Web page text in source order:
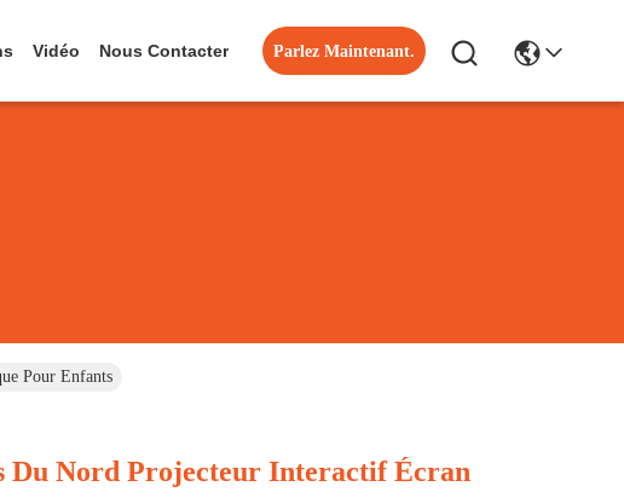
Vidéo Nous Contacter Parlez Maintenant.
Pour Enfants
Du Nord Projecteur Interactif Écran